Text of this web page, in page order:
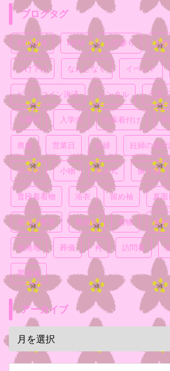
ブログタグ
BTC決済 NEM お宮参り お
つけ下げ なんとなく イベント
ビットコイン決済 レンタル 七五
入園式 入学式 出張着付け 卒
喪服 営業日 妊婦 妊婦の着付
小ネタ 小物 成人式 振り袖
普段着着物 浴衣 留め袖 真面
着付け教室 着崩れ 着物 素朴
色無地 葬儀 袴 訪問着
黒留袖
アーカイブ